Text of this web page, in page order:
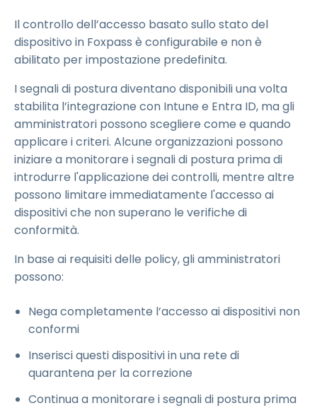
Il controllo dell’accesso basato sullo stato del
dispositivo in Foxpass è configurabile e non è
abilitato per impostazione predefinita.
I segnali di postura diventano disponibili una volta
stabilita l’integrazione con Intune e Entra ID, ma gli
amministratori possono scegliere come e quando
applicare i criteri. Alcune organizzazioni possono
iniziare a monitorare i segnali di postura prima di
introdurre l'applicazione dei controlli, mentre altre
possono limitare immediatamente l'accesso ai
dispositivi che non superano le verifiche di
conformità.
In base ai requisiti delle policy, gli amministratori
possono:
Nega completamente l’accesso ai dispositivi non
conformi
Inserisci questi dispositivi in una rete di
quarantena per la correzione
Continua a monitorare i segnali di postura prima